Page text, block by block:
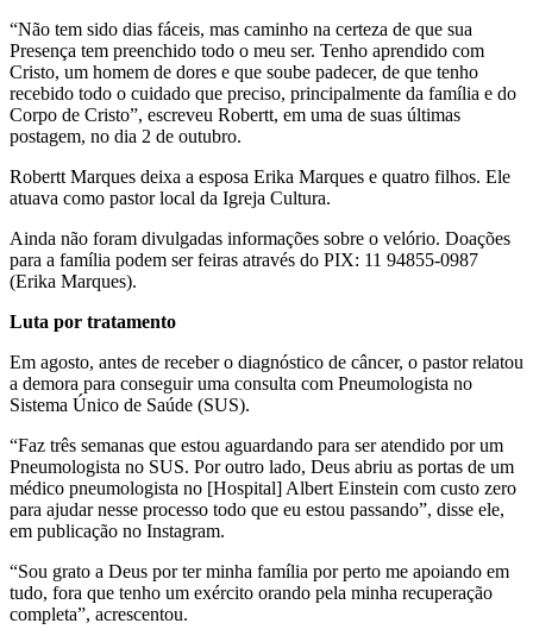
“Não tem sido dias fáceis, mas caminho na certeza de que sua
Presença tem preenchido todo o meu ser. Tenho aprendido com
Cristo, um homem de dores e que soube padecer, de que tenho
recebido todo o cuidado que preciso, principalmente da família e do
Corpo de Cristo”, escreveu Robertt, em uma de suas últimas
postagem, no dia 2 de outubro.
Robertt Marques deixa a esposa Erika Marques e quatro filhos. Ele
atuava como pastor local da Igreja Cultura.
Ainda não foram divulgadas informações sobre o velório. Doações
para a família podem ser feiras através do PIX: 11 94855-0987
(Erika Marques).
Luta por tratamento
Em agosto, antes de receber o diagnóstico de câncer, o pastor relatou
a demora para conseguir uma consulta com Pneumologista no
Sistema Único de Saúde (SUS).
“Faz três semanas que estou aguardando para ser atendido por um
Pneumologista no SUS. Por outro lado, Deus abriu as portas de um
médico pneumologista no [Hospital] Albert Einstein com custo zero
para ajudar nesse processo todo que eu estou passando”, disse ele,
em publicação no Instagram.
“Sou grato a Deus por ter minha família por perto me apoiando em
tudo, fora que tenho um exército orando pela minha recuperação
completa”, acrescentou.